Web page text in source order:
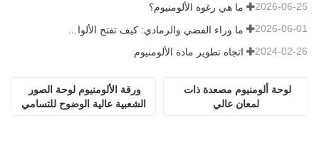
ما هي رغوة الألومنيوم؟ 2026-06-25
2026-06-01
اتجاه تطوير مادة الألومنيوم 2024-02-26
الشعبية عالية الوضوح للتسامي
لمعان عالي